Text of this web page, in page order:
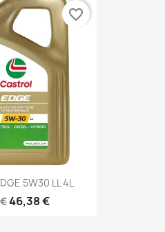
5W30 LL 4L
46,38 €
favorite_border